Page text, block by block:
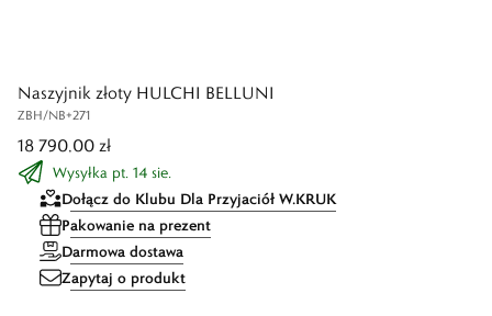
Naszyjnik złoty HULCHI BELLUNI
ZBH/NB+271
18 790,00 zł
Wysyłka pt. 14 sie.
Dołącz do Klubu Dla Przyjaciół W.KRUK
Pakowanie na prezent
Darmowa dostawa
Zapytaj o produkt